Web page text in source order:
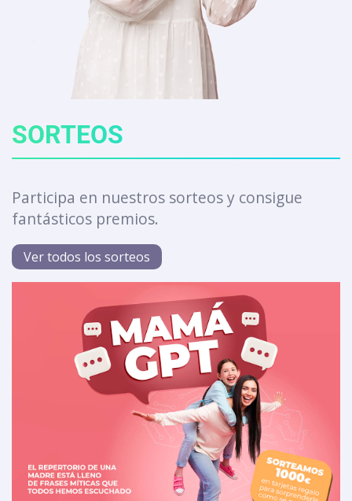
SORTEOS
Participa en nuestros sorteos y consigue
fantásticos premios.
Ver todos los sorteos